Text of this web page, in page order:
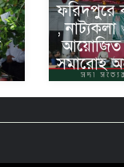
ফরিদপুরে
, নাট্যকলা
আয়োজিত
সমারোহ